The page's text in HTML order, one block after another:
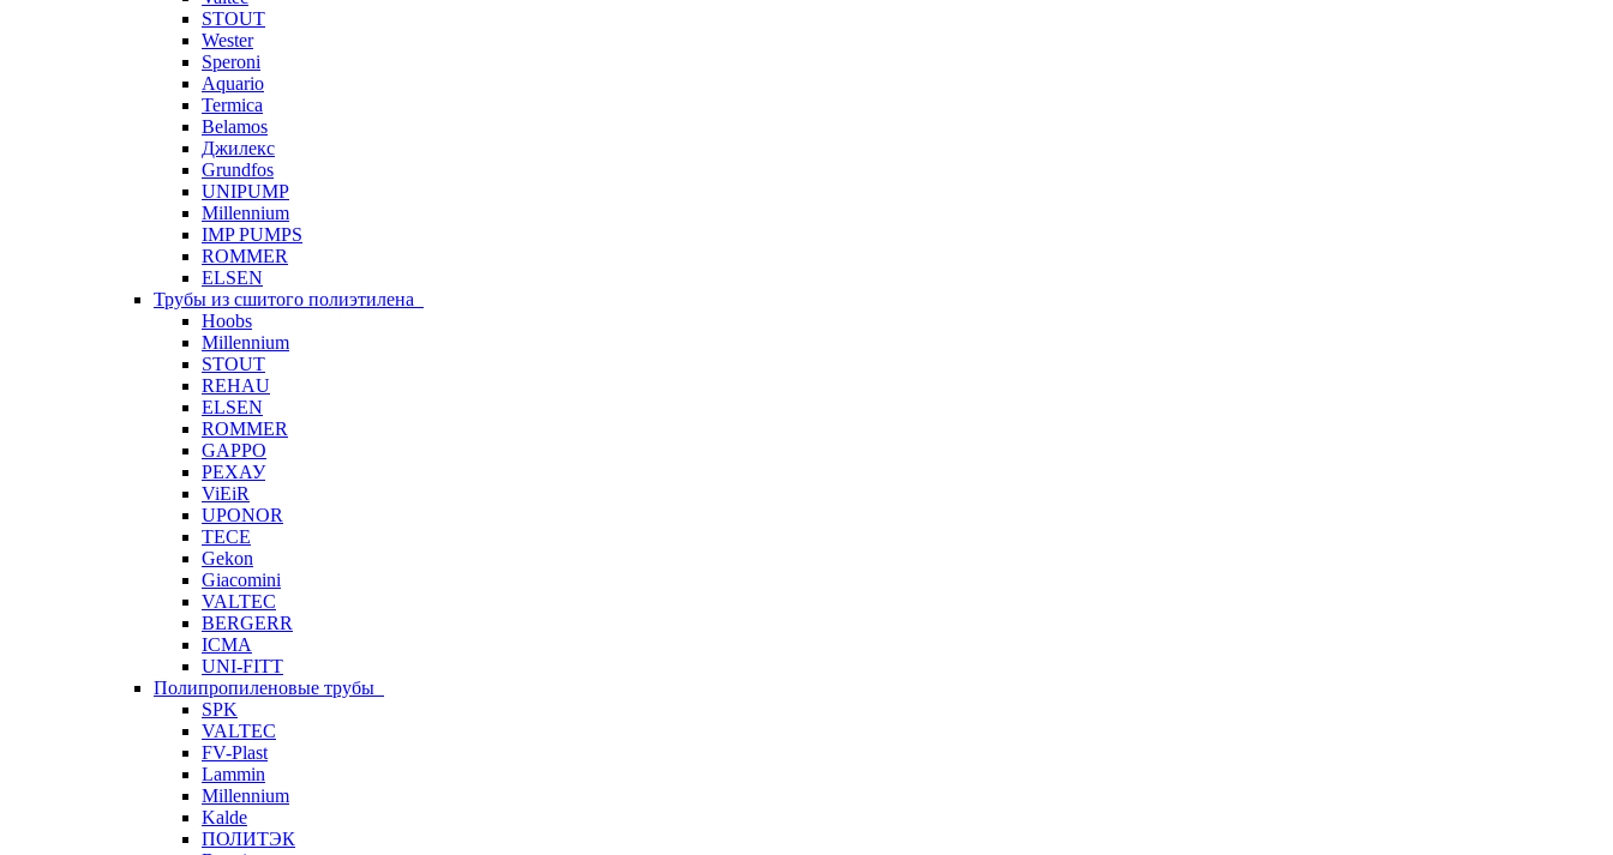
STOUT
Wester
Speroni
Aquario
Termica
Belamos
Джилекс
Grundfos
UNIPUMP
Millennium
IMP PUMPS
ROMMER
ELSEN
Трубы из сшитого полиэтилена
Hoobs
Millennium
STOUT
REHAU
ELSEN
ROMMER
GAPPO
РЕХАУ
ViEiR
UPONOR
TECE
Gekon
Giacomini
VALTEC
BERGERR
ICMA
UNI-FITT
Полипропиленовые трубы
SPK
VALTEC
FV-Plast
Lammin
Millennium
Kalde
ПОЛИТЭК